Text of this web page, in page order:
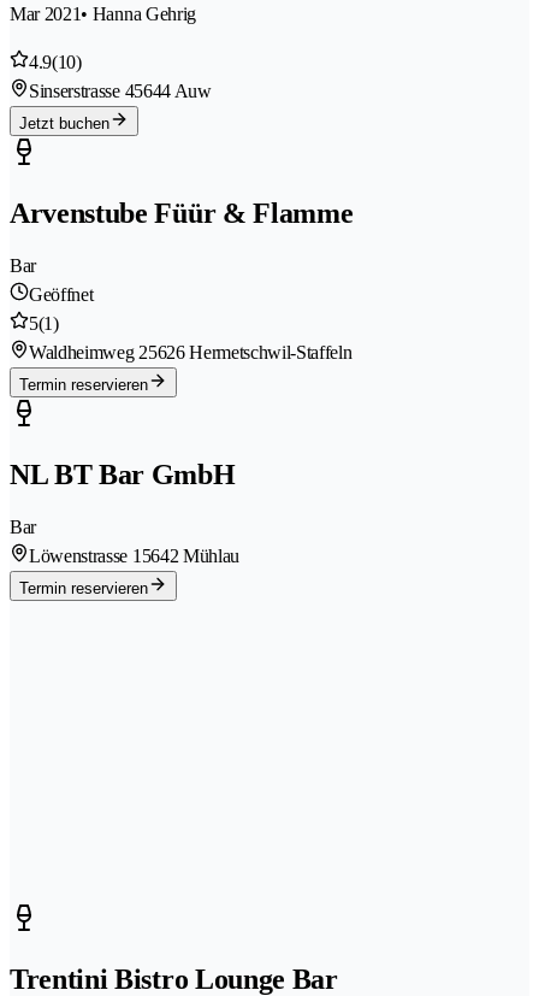
Mar 2021• Hanna Gehrig
4.9(10)
Sinserstrasse 45644 Auw
Jetzt buchen
Arvenstube Füür & Flamme
Bar
Geöffnet
5(1)
Waldheimweg 25626 Hermetschwil-Staffeln
Termin reservieren
NL BT Bar GmbH
Bar
Löwenstrasse 1 5642 Mühlau
Termin reservieren
Trentini Bistro Lounge Bar